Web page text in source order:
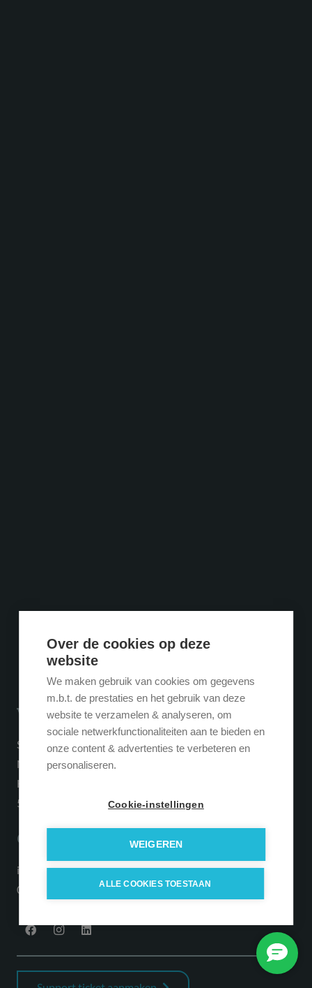
Over de cookies op deze
website
We maken gebruik van cookies om gegevens
m.b.t. de prestaties en het gebruik van deze
website te verzamelen & analyseren, om
sociale netwerkfunctionaliteiten aan te bieden en
onze content & advertenties te verbeteren en
personaliseren.
Cookie-instellingen
WEIGEREN
ALLE COOKIES TOESTAAN
Vestiging
SQUARE Concepts HQ
Neon Complex
Hogeweg 137
5301 LL Zaltbommel
Contact
info@squareconcepts.nl
085 0777 999